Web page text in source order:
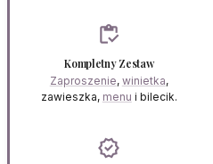
inventory
Kompletny Zestaw
Zaproszenie, winietka,
zawieszka, menu i bilecik.
verified